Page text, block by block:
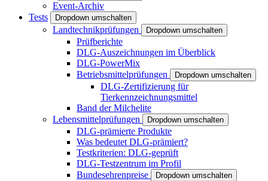
Event-Archiv
Tests
Dropdown umschalten
Landtechnikprüfungen Dropdown umschalten
Prüfberichte
DLG-Auszeichnungen im Überblick
DLG-PowerMix
Betriebsmittelprüfungen
Dropdown umschalten
DLG-Zertifizierung für
Tierkennzeichnungsmittel
Band der Milchelite
Lebensmittelprüfungen
Dropdown umschalten
DLG-prämierte Produkte
Was bedeutet DLG-prämiert?
Testkriterien: DLG-geprüft
DLG-Testzentrum im Profil
Bundesehrenpreise
Dropdown umschalten